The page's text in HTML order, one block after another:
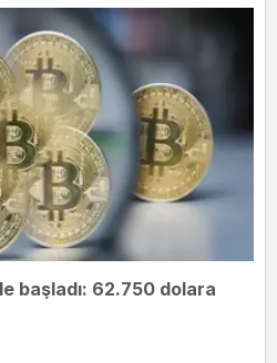
başladı: 62.750 dolara